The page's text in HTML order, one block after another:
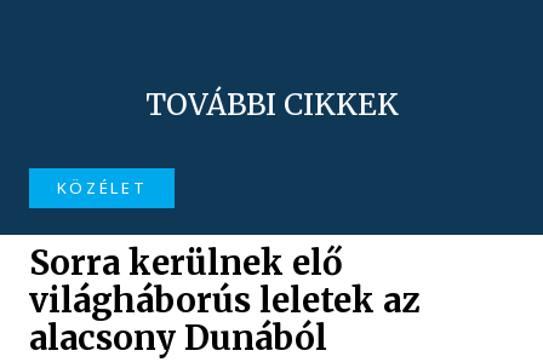
TOVÁBBI CIKKEK
KÖZÉLET
Sorra kerülnek elő
világháborús leletek az
alacsony Dunából